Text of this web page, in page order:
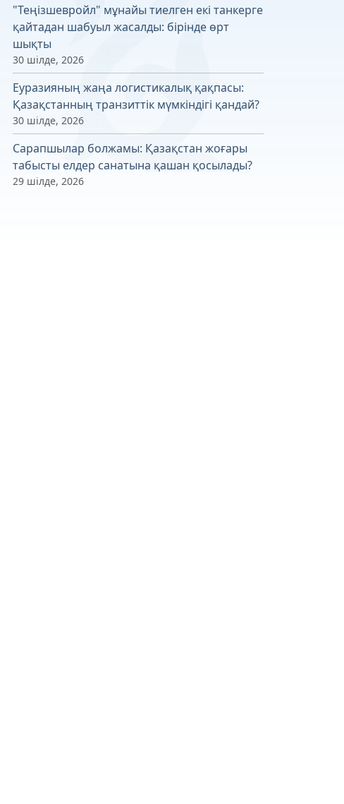
"Теңізшевройл" мұнайы тиелген екі танкерге
қайтадан шабуыл жасалды: бірінде өрт
шықты
30 шілде, 2026
Еуразияның жаңа логистикалық қақпасы:
Қазақстанның транзиттік мүмкіндігі қандай?
30 шілде, 2026
Сарапшылар болжамы: Қазақстан жоғары
табысты елдер санатына қашан қосылады?
29 шілде, 2026